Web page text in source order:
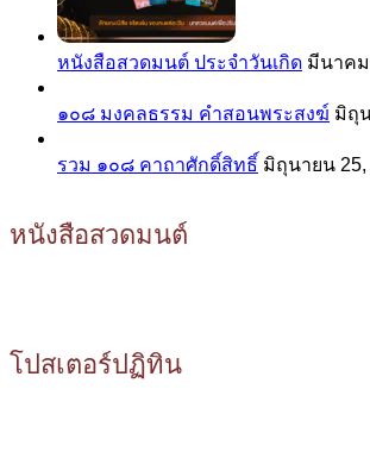
หนังสือสวดมนต์ ประจำวันเกิด มีนาคม
๑๐๘ มงคลธรรม คำสอนพระสงฆ์ มิถุ
รวม ๑๐๘ คาถาศักดิ์สิทธิ์ มิถุนายน 25,
หนังสือสวดมนต์
โปสเตอร์ปฏิทิน